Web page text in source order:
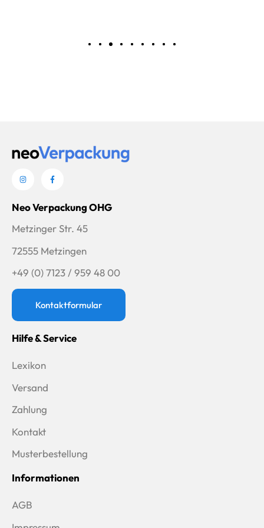
Neo Verpackung OHG
Metzinger Str. 45
72555 Metzingen
+49 (0) 7123 / 959 48 00
Kontaktformular
Hilfe & Service
Lexikon
Versand
Zahlung
Kontakt
Musterbestellung
Informationen
AGB